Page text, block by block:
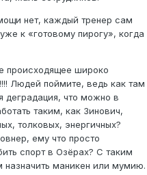
нет, каждый тренер сам
к «готовому пирогу», когда
происходящее широко
Людей поймите, ведь как там
деградация, что можно в
таким, как Зинович,
толковых, энергичных?
ему что просто
спорт в Озёрах? С таким
маникен или мумию.